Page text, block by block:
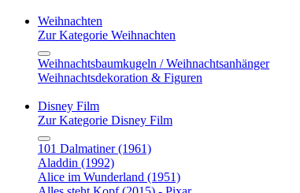
Weihnachten
Zur Kategorie Weihnachten
Weihnachtsbaumkugeln / Weihnachtsanhänger
Weihnachtsdekoration & Figuren
Disney Film
Zur Kategorie Disney Film
101 Dalmatiner (1961)
Aladdin (1992)
Alice im Wunderland (1951)